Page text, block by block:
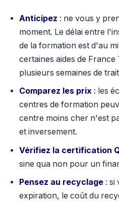
Anticipez : ne vous y
moment. Le délai entre
de la formation est d'au
certaines aides de France
plusieurs semaines de
Comparez les prix: les
centres de formation
centre moins cher n'est
et inversement.
Vérifiez la certification
sine qua non pour un
Pensez au recyclage: si
expiration, le coût du